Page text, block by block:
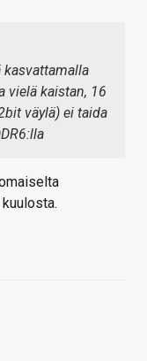
vielä kaistan, 16
väylä) ei taida